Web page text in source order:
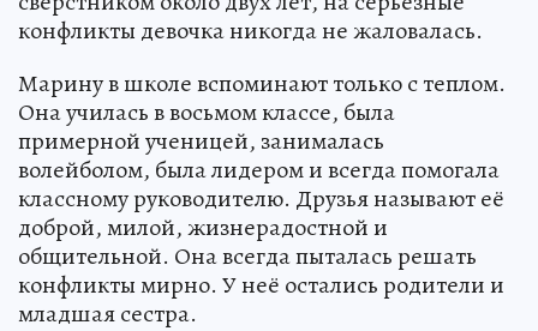
конфликты девочка никогда не жаловалась.
Марину в школе вспоминают только с теплом.
Она училась в восьмом классе, была
примерной ученицей, занималась
волейболом, была лидером и всегда помогала
классному руководителю. Друзья называют её
доброй, милой, жизнерадостной и
общительной. Она всегда пыталась решать
конфликты мирно. У неё остались родители и
младшая сестра.